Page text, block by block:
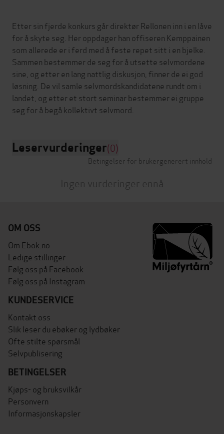
Etter sin fjerde konkurs går direktør Rellonen inn i en låve
for å skyte seg. Her oppdager han offiseren Kemppainen
som allerede er i ferd med å feste repet sitt i en bjelke.
Sammen bestemmer de seg for å utsette selvmordene
sine, og etter en lang nattlig diskusjon, finner de ei god
løsning. De vil samle selvmordskandidatene rundt om i
landet, og etter et stort seminar bestemmer ei gruppe
Leservurderinger(0)
Betingelser for brukergenerert innhold
Ingen vurderinger ennå
OM OSS
Om Ebok.no
Ledige stillinger
Følg oss på Facebook
Følg oss på Instagram
KUNDESERVICE
Kontakt oss
Slik leser du ebøker og lydbøker
Ofte stilte spørsmål
Selvpublisering
BETINGELSER
Kjøps- og bruksvilkår
Personvern
Informasjonskapsler